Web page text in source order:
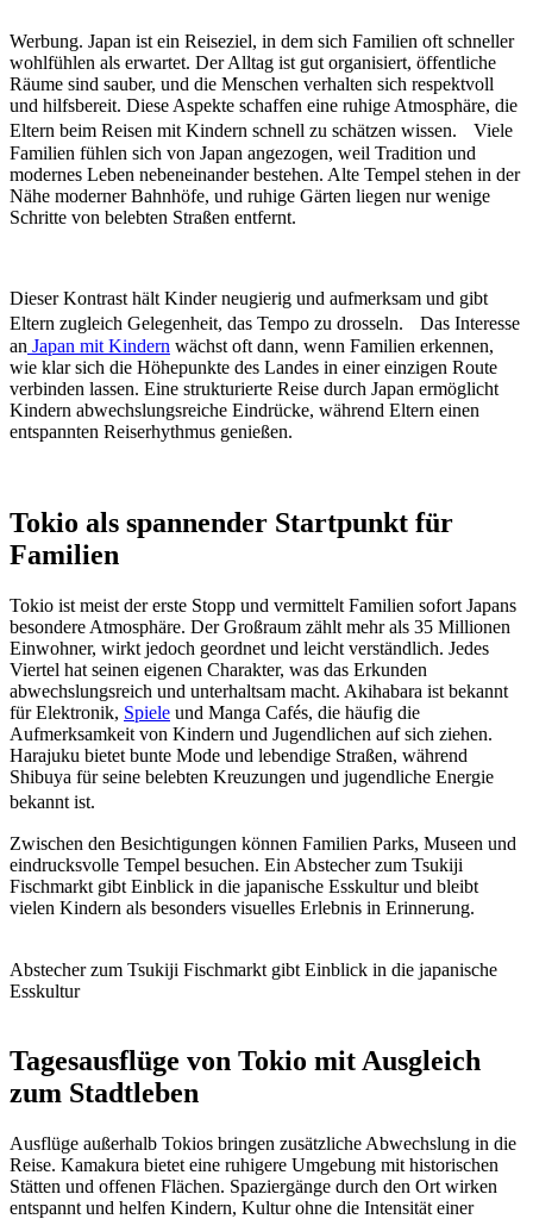
Werbung. Japan ist ein Reiseziel, in dem sich Familien oft schneller
wohlfühlen als erwartet. Der Alltag ist gut organisiert, öffentliche
Räume sind sauber, und die Menschen verhalten sich respektvoll
und hilfsbereit. Diese Aspekte schaffen eine ruhige Atmosphäre, die
Eltern beim Reisen mit Kindern schnell zu schätzen wissen. Viele
Familien fühlen sich von Japan angezogen, weil Tradition und
modernes Leben nebeneinander bestehen. Alte Tempel stehen in der
Nähe moderner Bahnhöfe, und ruhige Gärten liegen nur wenige
Schritte von belebten Straßen entfernt.
Dieser Kontrast hält Kinder neugierig und aufmerksam und gibt
Eltern zugleich Gelegenheit, das Tempo zu drosseln. Das Interesse
an Japan mit Kindern wächst oft dann, wenn Familien erkennen,
wie klar sich die Höhepunkte des Landes in einer einzigen Route
verbinden lassen. Eine strukturierte Reise durch Japan ermöglicht
Kindern abwechslungsreiche Eindrücke, während Eltern einen
entspannten Reiserhythmus genießen.
Tokio als spannender Startpunkt für
Familien
Tokio ist meist der erste Stopp und vermittelt Familien sofort Japans
besondere Atmosphäre. Der Großraum zählt mehr als 35 Millionen
Einwohner, wirkt jedoch geordnet und leicht verständlich. Jedes
Viertel hat seinen eigenen Charakter, was das Erkunden
abwechslungsreich und unterhaltsam macht. Akihabara ist bekannt
für Elektronik, Spiele und Manga Cafés, die häufig die
Aufmerksamkeit von Kindern und Jugendlichen auf sich ziehen.
Harajuku bietet bunte Mode und lebendige Straßen, während
Shibuya für seine belebten Kreuzungen und jugendliche Energie
bekannt ist.
Zwischen den Besichtigungen können Familien Parks, Museen und
eindrucksvolle Tempel besuchen. Ein Abstecher zum Tsukiji
Fischmarkt gibt Einblick in die japanische Esskultur und bleibt
vielen Kindern als besonders visuelles Erlebnis in Erinnerung.
Abstecher zum Tsukiji Fischmarkt gibt Einblick in die japanische
Esskultur
Tagesausflüge von Tokio mit Ausgleich
zum Stadtleben
Ausflüge außerhalb Tokios bringen zusätzliche Abwechslung in die
Reise. Kamakura bietet eine ruhigere Umgebung mit historischen
Stätten und offenen Flächen. Spaziergänge durch den Ort wirken
entspannt und helfen Kindern, Kultur ohne die Intensität einer